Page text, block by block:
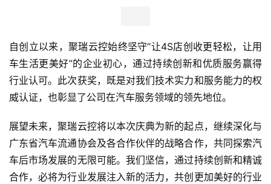
车
&
出
行
行
业
资
讯
自创立以来，聚瑞云控始终坚守“让4S店创收更轻松，让用
车生活更美好”的企业初心，通过持续创新和优质服务赢得
行业认可。此次获奖，既是对我们技术实力和服务能力的权
威认证，也彰显了公司在汽车服务领域的领先地位。
展望未来，聚瑞云控将以本次庆典为新的起点，继续深化与
广东省汽车流通协会及各合作伙伴的战略合作，共同探索汽
车后市场发展的无限可能。我们坚信，通过持续创新和精诚
合作，必将为行业发展注入新的活力，共创更加美好的行业